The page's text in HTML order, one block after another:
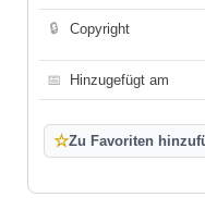
🔒 Copyright
📅 Hinzugefügt am
☆Zu Favoriten